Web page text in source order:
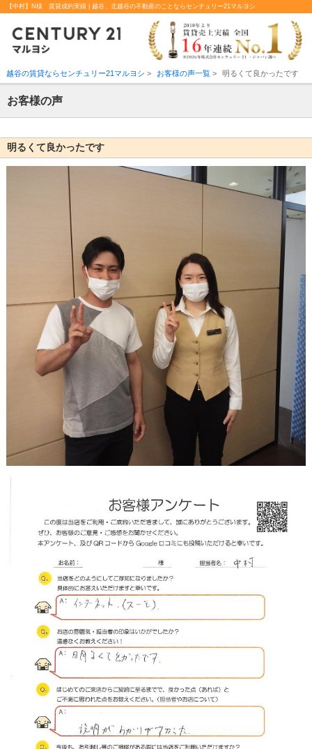
【中村】N様 賃貸成約実績 | 越谷、北越谷の不動産のことならセンチュリー21マルヨシ
越谷の賃貸ならセンチュリー21マルヨシ > お客様の声一覧> 明るくて良かったです
お客様の声
明るくて良かったです